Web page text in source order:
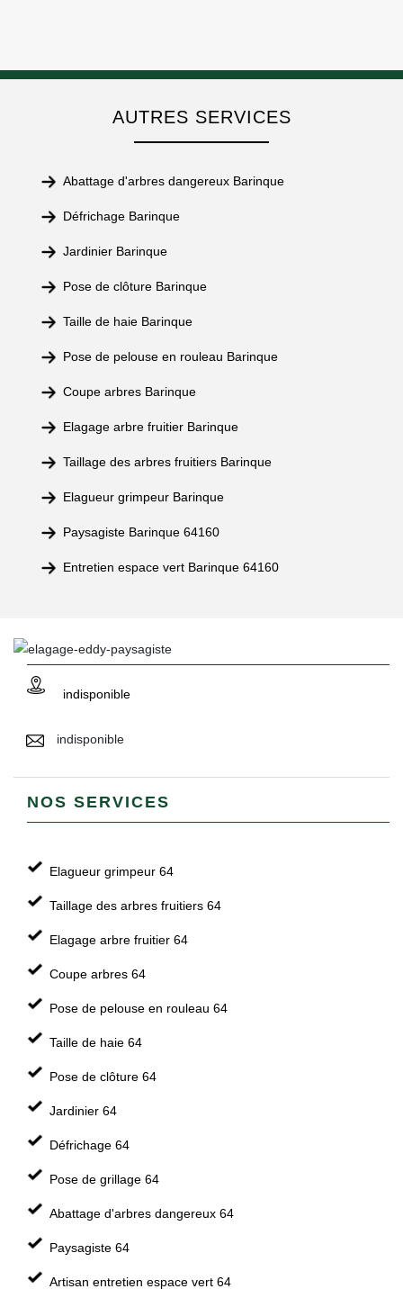
AUTRES SERVICES
Abattage d'arbres dangereux Barinque
Défrichage Barinque
Jardinier Barinque
Pose de clôture Barinque
Taille de haie Barinque
Pose de pelouse en rouleau Barinque
Coupe arbres Barinque
Elagage arbre fruitier Barinque
Taillage des arbres fruitiers Barinque
Elagueur grimpeur Barinque
Paysagiste Barinque 64160
Entretien espace vert Barinque 64160
indisponible
indisponible
NOS SERVICES
Elagueur grimpeur 64
Taillage des arbres fruitiers 64
Elagage arbre fruitier 64
Coupe arbres 64
Pose de pelouse en rouleau 64
Taille de haie 64
Pose de clôture 64
Jardinier 64
Défrichage 64
Pose de grillage 64
Abattage d'arbres dangereux 64
Paysagiste 64
Artisan entretien espace vert 64